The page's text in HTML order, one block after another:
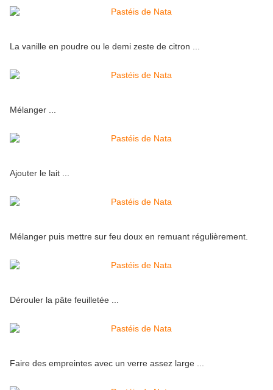
La vanille en poudre ou le demi zeste de citron ...
Mélanger ...
Ajouter le lait ...
Mélanger puis mettre sur feu doux en remuant régulièrement.
Dérouler la pâte feuilletée ...
Faire des empreintes avec un verre assez large ...